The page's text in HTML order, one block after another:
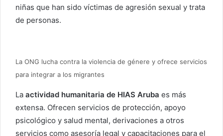
niñas que han sido víctimas de agresión sexual y trata
de personas.
La ONG lucha contra la violencia de génere y ofrece servicios
para integrar a los migrantes
La actividad humanitaria de HIAS Aruba es más
extensa. Ofrecen servicios de protección, apoyo
psicológico y salud mental, derivaciones a otros
servicios como asesoría legal y capacitaciones para el